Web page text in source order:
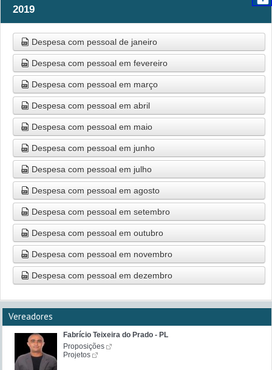
2019
Despesa com pessoal de janeiro
Despesa com pessoal em fevereiro
Despesa com pessoal em março
Despesa com pessoal em abril
Despesa com pessoal em maio
Despesa com pessoal em junho
Despesa com pessoal em julho
Despesa com pessoal em agosto
Despesa com pessoal em setembro
Despesa com pessoal em outubro
Despesa com pessoal em novembro
Despesa com pessoal em dezembro
Vereadores
Fabrício Teixeira do Prado - PL
Proposições
Projetos